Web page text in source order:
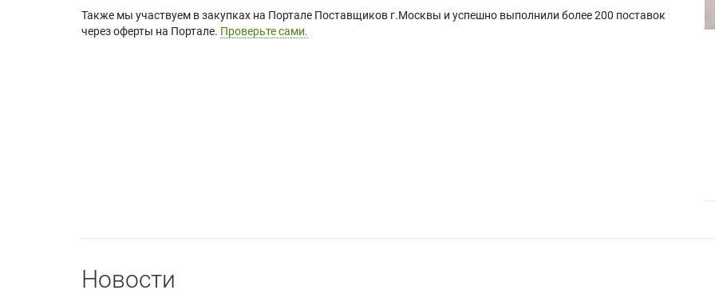
Также мы участвуем в закупках на Портале Поставщиков г.Москвы и успешно выполнили более 200 поставок
через оферты на Портале. Проверьте сами.
Новости